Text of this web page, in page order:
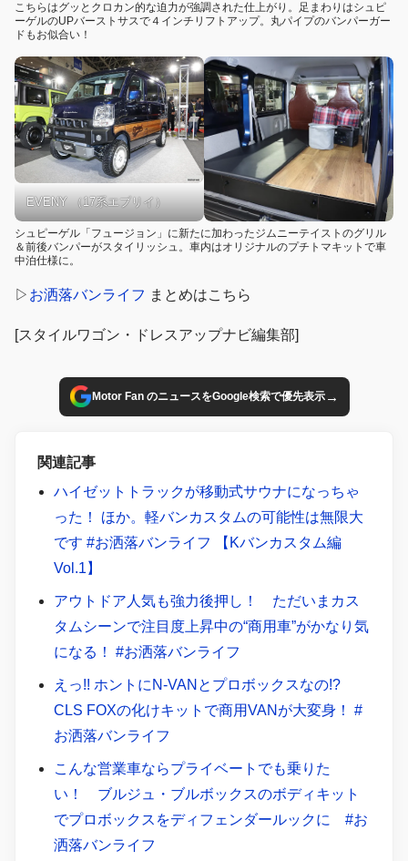
こちらはグッとクロカン的な迫力が強調された仕上がり。足まわりはシュピ
ーゲルのUPバーストサスで４インチリフトアップ。丸パイプのバンパーガー
ドもお似合い！
EVENY （17系エブリイ）
シュピーゲル「フュージョン」に新たに加わったジムニーテイストのグリル
＆前後バンパーがスタイリッシュ。車内はオリジナルのプチトマキットで車
中泊仕様に。
▷ お洒落バンライフ まとめはこちら
[スタイルワゴン・ドレスアップナビ編集部]
Motor Fan のニュースをGoogle検索で優先表示→
関連記事
ハイゼットトラックが移動式サウナになっちゃ
った！ ほか。軽バンカスタムの可能性は無限大
です #お洒落バンライフ 【Kバンカスタム編
Vol.1】
アウトドア人気も強力後押し！ ただいまカス
タムシーンで注目度上昇中の“商用車”がかなり気
になる！ #お洒落バンライフ
えっ!! ホントにN-VANとプロボックスなの!?
CLS FOXの化けキットで商用VANが大変身！ #
お洒落バンライフ
こんな営業車ならプライベートでも乗りた
い！ ブルジュ・ブルボックスのボディキット
でプロボックスをディフェンダールックに #お
洒落バンライフ